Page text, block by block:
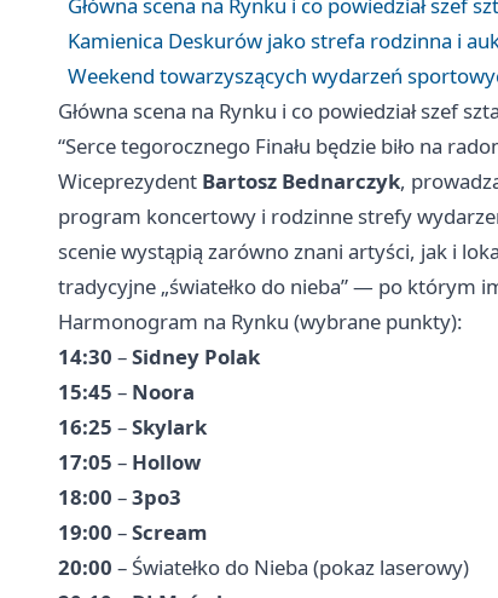
Główna scena na Rynku i co powiedział szef
Kamienica Deskurów jako strefa rodzinna i
Weekend towarzyszących wydarzeń
Główna scena na Rynku i co powiedział szef
“Serce tegorocznego Finału będzie biło na
Wiceprezydent Bartosz Bednarczyk,
program koncertowy i rodzinne strefy
scenie wystąpią zarówno znani artyści, jak i
tradycyjne „światełko do nieba” — po którym
Harmonogram na Rynku (wybrane punkty):
14:30 –Sidney Polak
15:45 – Noora
16:25 –Skylark
17:05 – Hollow
18:00 –3po3
19:00 –Scream
20:00 – Światełko do Nieba (pokaz laserowy)